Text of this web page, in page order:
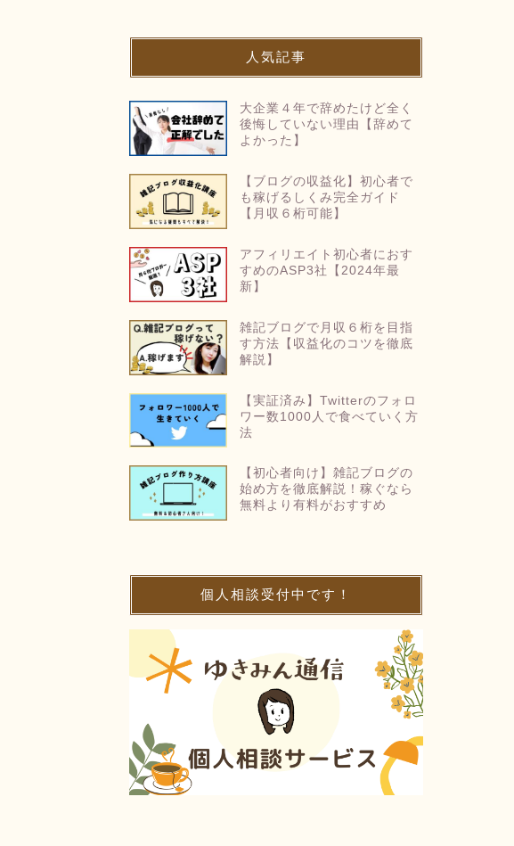
人気記事
大企業４年で辞めたけど全く
後悔していない理由【辞めて
よかった】
【ブログの収益化】初心者で
も稼げるしくみ完全ガイド
【月収６桁可能】
アフィリエイト初心者におす
すめのASP3社【2024年最
新】
雑記ブログで月収６桁を目指
す方法【収益化のコツを徹底
解説】
【実証済み】Twitterのフォロ
ワー数1000人で食べていく方
法
【初心者向け】雑記ブログの
始め方を徹底解説！稼ぐなら
無料より有料がおすすめ
個人相談受付中です！